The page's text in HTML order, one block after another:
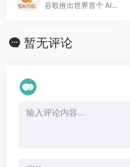
谷歌推出世界首个 AI 游戏引擎
暂无评论